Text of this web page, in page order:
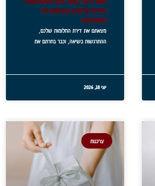
טיפים לחיסכון בהוצאות על
המשכנתא
מצאתם את דירת החלומות שלכם,
ההתרגשות בשיאה, וכבר בחרתם את
צרכנות